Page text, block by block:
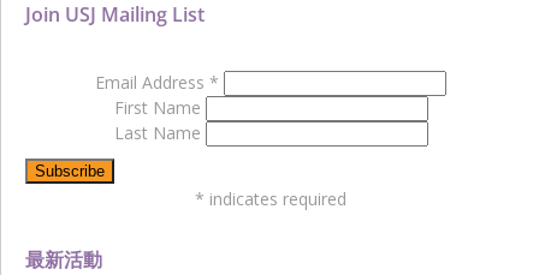
最新活動
Join USJ Mailing List
Email Address *
First Name
Last Name
* indicates required